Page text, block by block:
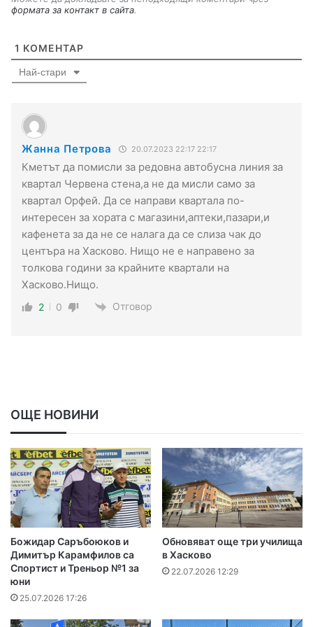
формата за контакт в сайта.
1 КОМЕНТАР
Най-стари
Жанна Петрова 20.07.2023 22:17 22:17
Кметът да помисли за редовна автобусна линия за
квартал Червена стена,а не да мисли само за
квартал Орфей. Да се направи квартала по-
интересен за хората с магазини,аптеки,пазари,и
кафенета за да не се налага да се слиза чак до
центъра на Хасково. Нищо не е направено за
толкова години за крайните квартали на
Хасково.Нищо.
2 0 Отговор
ОЩЕ НОВИНИ
Божидар Саръбоюков и
Димитър Карамфилов са
Спортист и Треньор №1 за
юни
25.07.2026 17:26
Обновяват още три училища
в Хасково
22.07.2026 12:29